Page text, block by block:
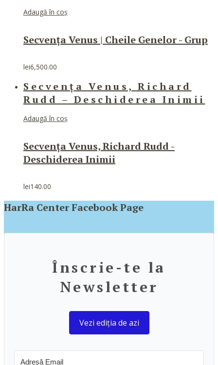
Adaugă în coș
Secvența Venus | Cheile Genelor - Grup
lei6,500.00
Secvența Venus, Richard
Rudd – Deschiderea Inimii
Adaugă în coș
Secvența Venus, Richard Rudd -
Deschiderea Inimii
lei140.00
HarRa Center Facebook Page
Înscrie-te la
Newsletter
Vezi ediția de azi